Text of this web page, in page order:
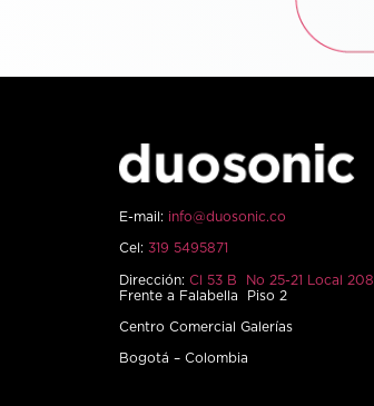
E-mail: info@duosonic.co
Cel: 319 5495871
Dirección: Cl 53 B No 25-21 Local
Frente a Falabella Piso 2
Centro Comercial Galerías
Bogotá – Colombia